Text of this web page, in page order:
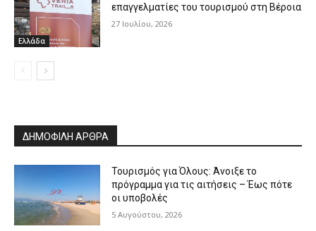
Ελλάδα
επαγγελματίες του τουρισμού στη Βέροια
27 Ιουλίου, 2026
ΔΗΜΟΦΙΛΗ ΑΡΘΡΑ
Τουρισμός για Όλους: Άνοιξε το
πρόγραμμα για τις αιτήσεις – Έως πότε
οι υποβολές
5 Αυγούστου, 2026